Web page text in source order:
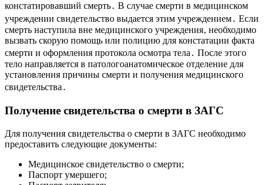
констатировавший смерть․ В случае смерти в медицинском
учреждении свидетельство выдается этим учреждением․ Если
смерть наступила вне медицинского учреждения‚ необходимо
вызвать скорую помощь или полицию для констатации факта
смерти и оформления протокола осмотра тела․ После этого
тело направляется в патологоанатомическое отделение для
установления причины смерти и получения медицинского
свидетельства․
Получение свидетельства о смерти в ЗАГС
Для получения свидетельства о смерти в ЗАГС необходимо
предоставить следующие документы:
Медицинское свидетельство о смерти;
Паспорт умершего;